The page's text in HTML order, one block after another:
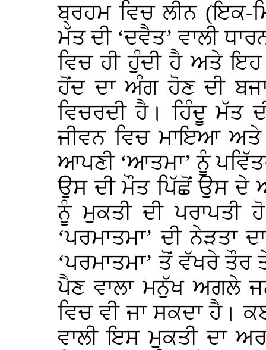
ਬ੍ਰਹਮ ਵਿਚ ਲੀਨ (ਇਕ-
ਮੱਤ ਦੀ ‘ਦਵੈਤ’ ਵਾਲੀ
ਵਿਚ ਹੀ ਹੁੰਦੀ ਹੈ ਅਤੇ ਇਹ
ਹੋਂਦ ਦਾ ਅੰਗ ਹੋਣ ਦੀ
ਵਿਚਰਦੀ ਹੈ। ਹਿੰਦੂ ਮੱਤ
ਜੀਵਨ ਵਿਚ ਮਾਇਆ ਅਤੇ
ਆਪਣੀ ‘ਆਤਮਾ’ ਨੂੰ
ਉਸ ਦੀ ਮੌਤ ਪਿੱਛੋਂ ਉਸ ਦੇ
ਨੂੰ ਮੁਕਤੀ ਦੀ
‘ਪਰਮਾਤਮਾ’ ਦੀ ਨੇੜਤਾ
‘ਪਰਮਾਤਮਾ’ ਤੋਂ ਵੱਖਰੇ
ਪੈਣ ਵਾਲਾ ਮਨੁੱਖ ਅਗਲੇ
ਵਿਚ ਵੀ ਜਾ ਸਕਦਾ ਹੈ।
ਵਾਲੀ ਇਸ ਮੁਕਤੀ ਦਾ